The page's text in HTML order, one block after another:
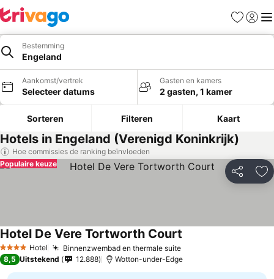
Favorieten
Bestemming
Engeland
Aankomst/vertrek
Selecteer datums
Gasten en kamers
2 gasten, 1 kamer
Sorteren Filteren Kaart
Hotels in Engeland (Verenigd Koninkrijk)
Hoe commissies de ranking beïnvloeden
Delen
Populaire keuze
4 SterrenHotel Binnenzwembad en thermale suite
Hotel De Vere Tortworth Court
8,5 Uitstekend 12.888 Wotton-under-Edge